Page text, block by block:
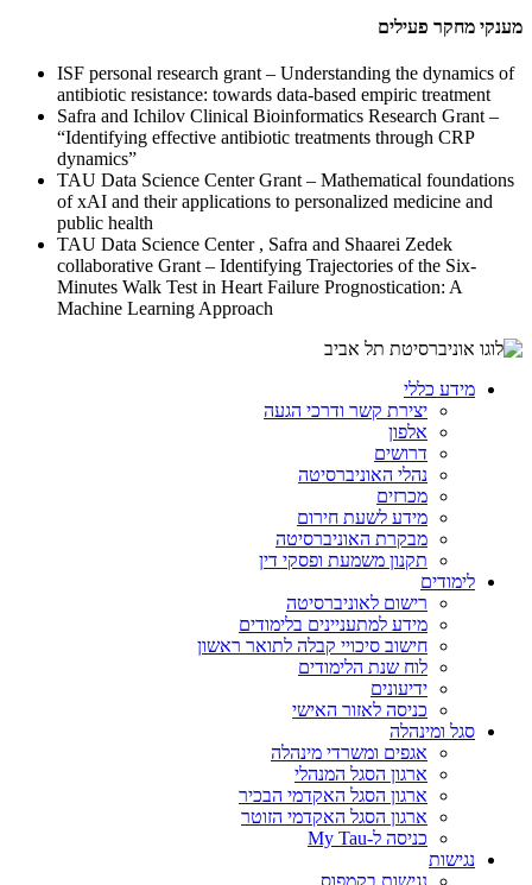
מענקי מחקר פעילים
ISF personal research grant – Understanding the dynamics of
antibiotic resistance: towards data-based empiric treatment
Safra and Ichilov Clinical Bioinformatics Research Grant –
“Identifying effective antibiotic treatments through CRP
dynamics”
TAU Data Science Center Grant – Mathematical foundations
of xAI and their applications to personalized medicine and
public health
TAU Data Science Center , Safra and Shaarei Zedek
collaborative Grant – Identifying Trajectories of the Six-
Minutes Walk Test in Heart Failure Prognostication: A
Machine Learning Approach
מידע כללי
יצירת קשר ודרכי הגעה
אלפון
דרושים
נהלי האוניברסיטה
מכרזים
מידע לשעת חירום
מבקרת האוניברסיטה
תקנון משמעת ופסקי דין
לימודים
רישום לאוניברסיטה
מידע למתעניינים בלימודים
חישוב סיכויי קבלה לתואר ראשון
לוח שנת הלימודים
ידיעונים
כניסה לאזור האישי
סגל ומינהלה
אגפים ומשרדי מינהלה
ארגון הסגל המנהלי
ארגון הסגל האקדמי הבכיר
ארגון הסגל האקדמי הזוטר
כניסה ל-My Tau
נגישות
נגישות בקמפוס